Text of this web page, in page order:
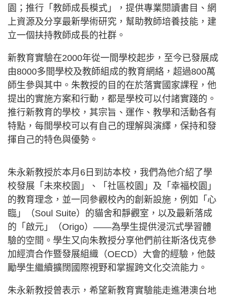
園；推行「教師成長模式」，提供專業閱讀書目、網
上資源及分享最新學術研究，幫助教師培養技能，建
立一個扶持教師成長的社群。
新教育實驗在2000年從一間學校起步，至今已發展成
由8000多間學校及教師組成的教育網絡，超過800萬
師生參與其中。朱教授的目的在於落實國家課程，他
提出的實施方案和行動，都是學校可以付諸實踐的。
推行新教育的學校，其宗旨、運作、教學和活動各有
特點，每間學校可以有自己的理解與演繹，保持和發
揮自己的特色與優勢。
朱永新教授於本月6日到訪本校，我們為他介紹了學
校發展「未來校園」、「社區校園」及「幸福校園」
的教育理念，並一同參觀校內的創新設施，例如「心
臨」（Soul Suite）的貓舍和靜觀室，以及最新落成
的「啟元」（Origo）——為學生提供浸沉式學習體
驗的空間。學生又向朱教授分享他們前往斯洛伐克參
加經濟合作暨發展組織（OECD）大會的經驗，他鼓
勵學生繼續擴闊國際視野和掌握跨文化交流能力。
朱永新教授曾表示，希望新教育實驗能走進港澳台地